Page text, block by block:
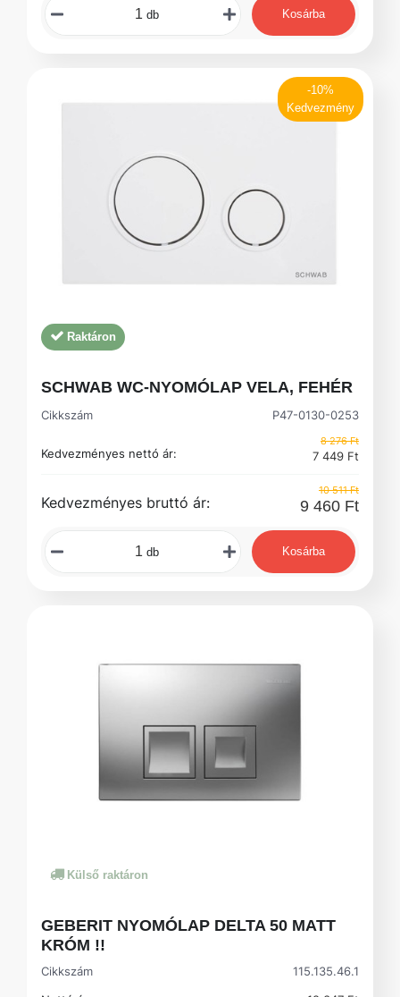
db Kosárba
-10%
Kedvezmény
Raktáron
SCHWAB WC-NYOMÓLAP VELA, FEHÉR
Cikkszám P47-0130-0253
Kedvezményes nettó ár:
8 276 Ft
7 449 Ft
Kedvezményes bruttó ár:
10 511 Ft
9 460 Ft
db Kosárba
Külső raktáron
GEBERIT NYOMÓLAP DELTA 50 MATT
KRÓM !!
Cikkszám
115.135.46.1